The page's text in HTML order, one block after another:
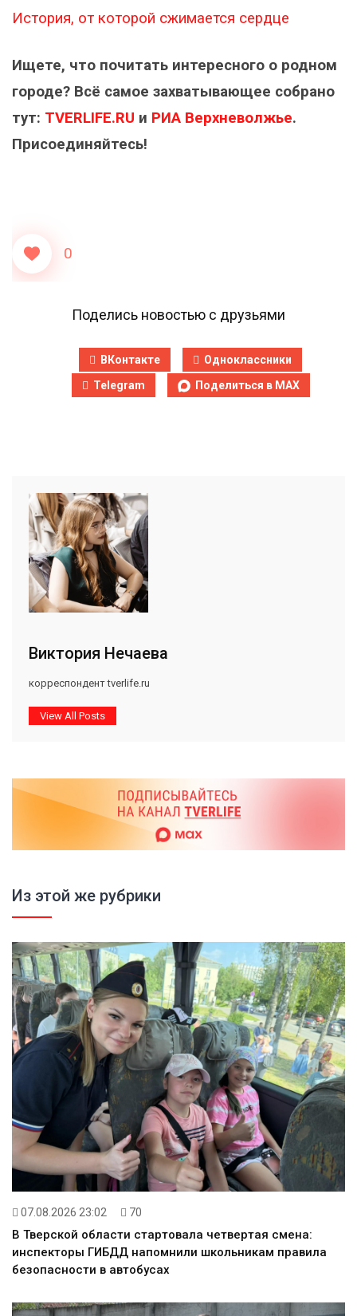
История, от которой сжимается сердце
Ищете, что почитать интересного о родном
городе? Всё самое захватывающее собрано
тут: TVERLIFE.RU и РИА Верхневолжье.
Присоединяйтесь!
0
Поделись новостью с друзьями
ВКонтакте
Одноклассники
Telegram
Поделиться в MAX
Виктория Нечаева
корреспондент tverlife.ru
View All Posts
Из этой же рубрики
07.08.2026 23:02 70
В Тверской области стартовала четвертая смена:
инспекторы ГИБДД напомнили школьникам правила
безопасности в автобусах